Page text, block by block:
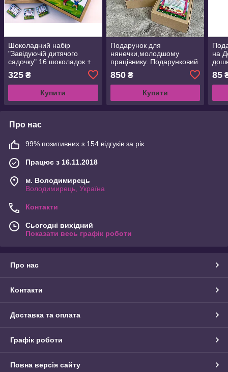
Шоколадний набір
"Завідуючій дитячого
садочку" 16 шоколадок +
набор для заведующей
325 ₴
Купити
Подарунок для
нянечки,молодшому
працівнику. Подарунковий
набір на День вихователя,
дошкільних
працівників,випускний у
850₴
Купити
на
85
Про нас
99% позитивних з 154 відгуків за рік
Працює з 16.11.2018
м. Володимирець
Володимирець, Україна
Контакти
Сьогодні вихідний
Показати весь графік роботи
Про нас
Контакти
Доставка та оплата
Графік роботи
Повна версія сайту